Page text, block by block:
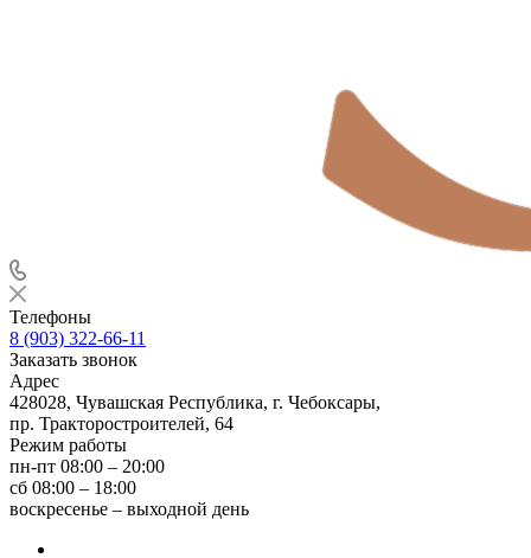
Телефоны
8 (903) 322-66-11
Заказать звонок
Адрес
428028, Чувашская Республика, г. Чебоксары,
пр. Тракторостроителей, 64
Режим работы
пн-пт 08:00 – 20:00
сб 08:00 – 18:00
воскресенье – выходной день